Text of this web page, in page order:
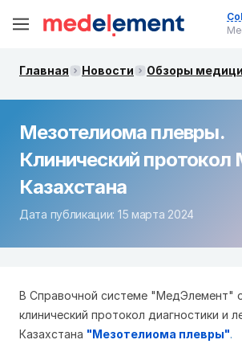
Главная Новости Обзоры
Мезотелиома плевры.
Клинический протокол
Казахстана
Дата публикации: 15 марта 2024
В Справочной системе "МедЭлемент"
клинический протокол диагностики и
Казахстана "Мезотелиома плевры".